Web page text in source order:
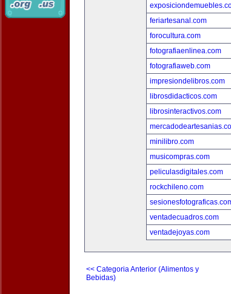
feriartesanal.com
forocultura.com
fotografiaenlinea.com
fotografiaweb.com
impresiondelibros.com
librosdidacticos.com
librosinteractivos.com
minilibro.com
musicompras.com
peliculasdigitales.com
rockchileno.com
ventadecuadros.com
ventadejoyas.com
<< Categoria Anterior (Alimentos y
Bebidas)